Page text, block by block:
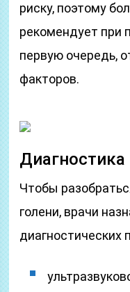
риску, поэтому
рекомендует при
первую очередь,
факторов.
Диагностика
Чтобы
голени, врачи
диагностических